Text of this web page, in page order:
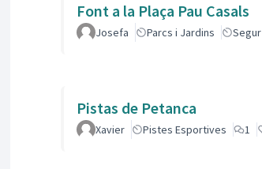
Font a la Plaça Pau Casals
Josefa Parcs i Jardins Segur
Pistas de Petanca
Xavier Pistes Esportives 1